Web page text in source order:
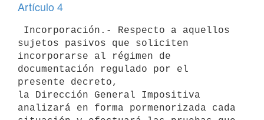
Artículo 4
sujetos pasivos que soliciten
incorporarse al régimen de
documentación regulado por el
presente decreto,
la Dirección General Impositiva
analizará en forma pormenorizada cada